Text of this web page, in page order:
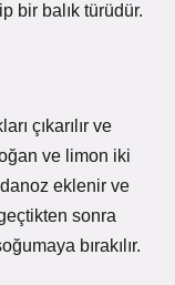
bir balık türüdür.
çıkarılır ve
ve limon iki
eklenir ve
sonra
bırakılır.